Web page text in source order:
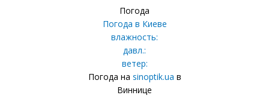
Погода
Погода в Киеве
влажность:
давл.:
ветер:
Погода на sinoptik.ua в
Виннице